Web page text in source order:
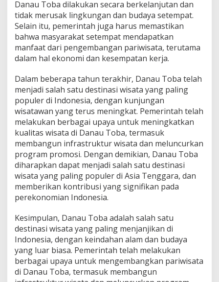
Danau Toba dilakukan secara berkelanjutan dan
tidak merusak lingkungan dan budaya setempat.
Selain itu, pemerintah juga harus memastikan
bahwa masyarakat setempat mendapatkan
manfaat dari pengembangan pariwisata, terutama
dalam hal ekonomi dan kesempatan kerja.
Dalam beberapa tahun terakhir, Danau Toba telah
menjadi salah satu destinasi wisata yang paling
populer di Indonesia, dengan kunjungan
wisatawan yang terus meningkat. Pemerintah telah
melakukan berbagai upaya untuk meningkatkan
kualitas wisata di Danau Toba, termasuk
membangun infrastruktur wisata dan meluncurkan
program promosi. Dengan demikian, Danau Toba
diharapkan dapat menjadi salah satu destinasi
wisata yang paling populer di Asia Tenggara, dan
memberikan kontribusi yang signifikan pada
perekonomian Indonesia.
Kesimpulan, Danau Toba adalah salah satu
destinasi wisata yang paling menjanjikan di
Indonesia, dengan keindahan alam dan budaya
yang luar biasa. Pemerintah telah melakukan
berbagai upaya untuk mengembangkan pariwisata
di Danau Toba, termasuk membangun